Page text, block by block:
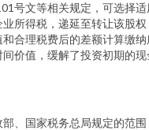
号文等相关规定，可选择适
所得税，递延至转让该股权
合理税费后的差额计算缴纳
价值，缓解了投资初期的现
、国家税务总局规定的范围